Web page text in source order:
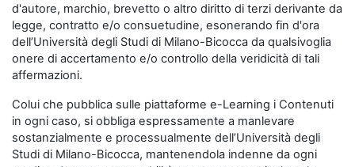
d'autore, marchio, brevetto o altro diritto di terzi derivante da
legge, contratto e/o consuetudine, esonerando fin d'ora
dell’Università degli Studi di Milano-Bicocca da qualsivoglia
onere di accertamento e/o controllo della veridicità di tali
affermazioni.
Colui che pubblica sulle piattaforme e-Learning i Contenuti
in ogni caso, si obbliga espressamente a manlevare
sostanzialmente e processualmente dell’Università degli
Studi di Milano-Bicocca, mantenendola indenne da ogni